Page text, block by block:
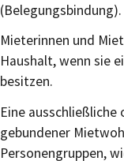
(Belegungsbindung).
Mieterinnen und
Haushalt, wenn sie
besitzen.
Eine
gebundener
Personengruppen,